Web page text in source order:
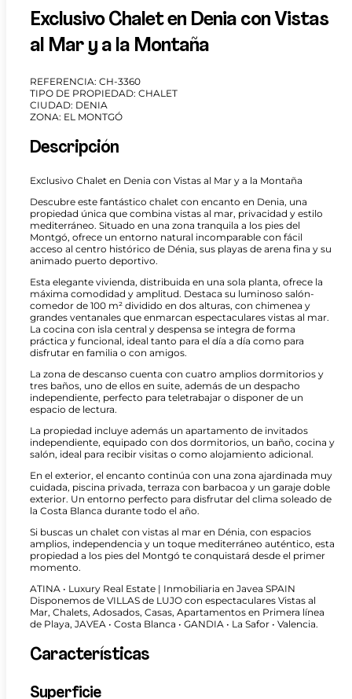
Exclusivo Chalet en Denia con Vistas
al Mar y a la Montaña
REFERENCIA: CH-3360
TIPO DE PROPIEDAD: CHALET
CIUDAD: DENIA
ZONA: EL MONTGÓ
Descripción
Exclusivo Chalet en Denia con Vistas al Mar y a la Montaña
Descubre este fantástico chalet con encanto en Denia, una
propiedad única que combina vistas al mar, privacidad y estilo
mediterráneo. Situado en una zona tranquila a los pies del
Montgó, ofrece un entorno natural incomparable con fácil
acceso al centro histórico de Dénia, sus playas de arena fina y su
animado puerto deportivo.
Esta elegante vivienda, distribuida en una sola planta, ofrece la
máxima comodidad y amplitud. Destaca su luminoso salón-
comedor de 100 m² dividido en dos alturas, con chimenea y
grandes ventanales que enmarcan espectaculares vistas al mar.
La cocina con isla central y despensa se integra de forma
práctica y funcional, ideal tanto para el día a día como para
disfrutar en familia o con amigos.
La zona de descanso cuenta con cuatro amplios dormitorios y
tres baños, uno de ellos en suite, además de un despacho
independiente, perfecto para teletrabajar o disponer de un
espacio de lectura.
La propiedad incluye además un apartamento de invitados
independiente, equipado con dos dormitorios, un baño, cocina y
salón, ideal para recibir visitas o como alojamiento adicional.
En el exterior, el encanto continúa con una zona ajardinada muy
cuidada, piscina privada, terraza con barbacoa y un garaje doble
exterior. Un entorno perfecto para disfrutar del clima soleado de
la Costa Blanca durante todo el año.
Si buscas un chalet con vistas al mar en Dénia, con espacios
amplios, independencia y un toque mediterráneo auténtico, esta
propiedad a los pies del Montgó te conquistará desde el primer
momento.
ATINA • Luxury Real Estate | Inmobiliaria en Javea SPAIN
Disponemos de VILLAS de LUJO con espectaculares Vistas al
Mar, Chalets, Adosados, Casas, Apartamentos en Primera línea
de Playa, JAVEA • Costa Blanca • GANDIA • La Safor • Valencia.
Características
Superficie